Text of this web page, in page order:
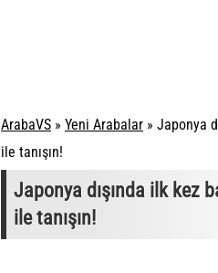
ArabaVS » Yeni Arabalar » Japonya
ile tanışın!
Japonya dışında ilk kez
ile tanışın!